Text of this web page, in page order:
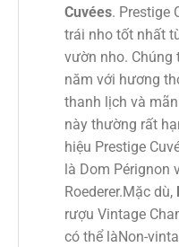
Cuvées. Prestige
trái nho tốt nhất
vườn nho. Chúng
năm với hương
thanh lịch và
này thường rất
hiệu Prestige
là Dom Pérignon
Roederer.Mặc dù,
rượu Vintage
có thể làNon-